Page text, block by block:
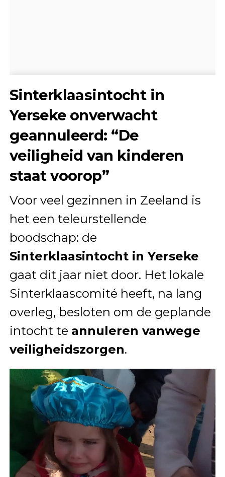
Sinterklaasintocht in
Yerseke onverwacht
geannuleerd: “De
veiligheid van kinderen
staat voorop”
Voor veel gezinnen in Zeeland is
het een teleurstellende
boodschap: de
Sinterklaasintocht in Yerseke
gaat dit jaar niet door. Het lokale
Sinterklaascomité heeft, na lang
overleg, besloten om de geplande
intocht te annuleren vanwege
veiligheidszorgen.